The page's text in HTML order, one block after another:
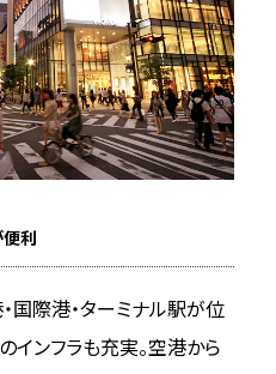
ル
グラム）
便利
国際港・ターミナル駅が位
インフラも充実。空港から